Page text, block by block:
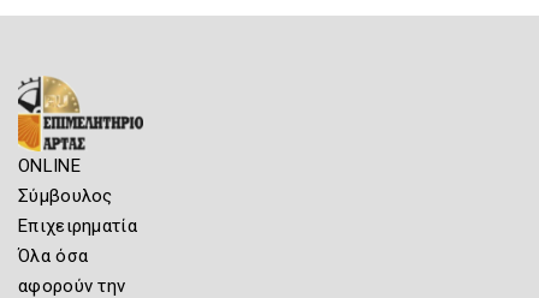
ONLINE
Σύμβουλος
Επιχειρηματία
Όλα όσα
αφορούν την